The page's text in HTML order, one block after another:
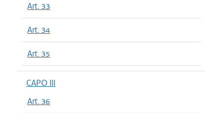
Art. 33
Art. 34
Art. 35
CAPO III
Art. 36